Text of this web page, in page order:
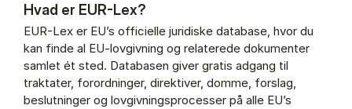
Hvad er EUR-Lex?
EUR-Lex er EU’s officielle juridiske database, hvor du
kan finde al EU-lovgivning og relaterede dokumenter
samlet ét sted. Databasen giver gratis adgang til
traktater, forordninger, direktiver, domme, forslag,
beslutninger og lovgivningsprocesser på alle EU’s